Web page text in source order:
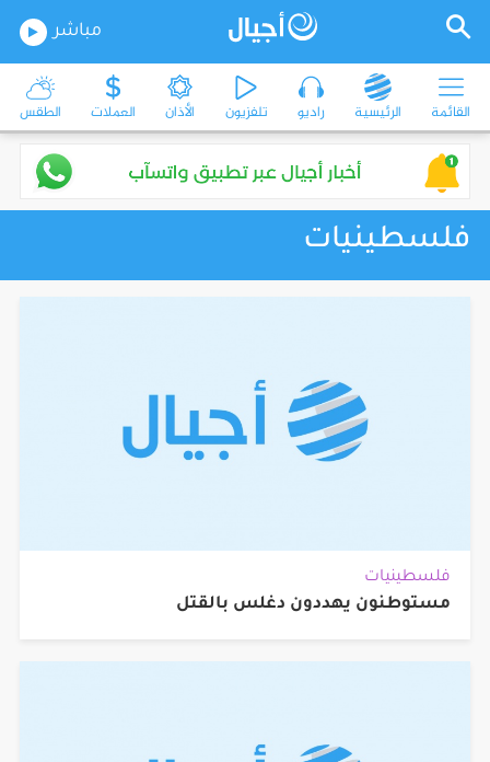
مباشر
القائمة الرئيسية راديو تلفزيون الأذان العملات الطقس
فلسطينيات
فلسطينيات
مستوطنون يهددون دغلس بالقتل